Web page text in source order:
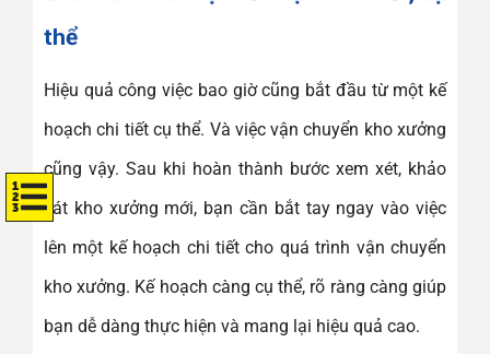
thể
Hiệu quả công việc bao giờ cũng bắt đầu từ một kế
hoạch chi tiết cụ thể. Và việc vận chuyển kho xưởng
cũng vậy. Sau khi hoàn thành bước xem xét, khảo
sát kho xưởng mới, bạn cần bắt tay ngay vào việc
lên một kế hoạch chi tiết cho quá trình vận chuyển
kho xưởng. Kế hoạch càng cụ thể, rõ ràng càng giúp
bạn dễ dàng thực hiện và mang lại hiệu quả cao.